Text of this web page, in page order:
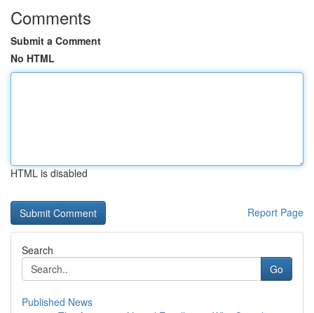
Comments
Submit a Comment
No HTML
HTML is disabled
Report Page
Search
Go
Published News